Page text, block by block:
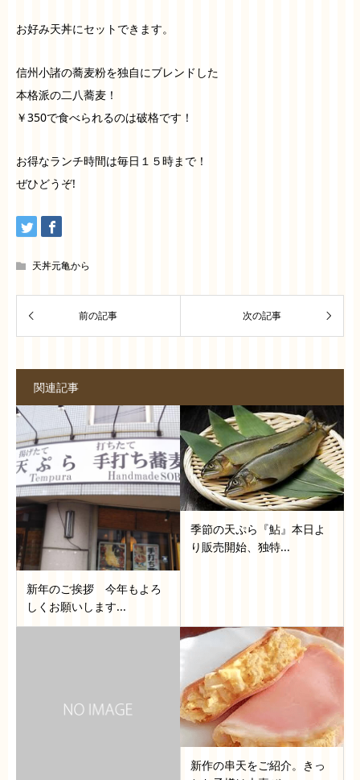
お好み天丼にセットできます。
信州小諸の蕎麦粉を独自にブレンドした
本格派の二八蕎麦！
￥350で食べられるのは破格です！
お得なランチ時間は毎日１５時まで！
ぜひどうぞ!
天丼元亀から
関連記事
新年のご挨拶 今年もよろ
しくお願いします...
季節の天ぷら『鮎』本日よ
り販売開始、独特...
新作の串天をご紹介。きっ